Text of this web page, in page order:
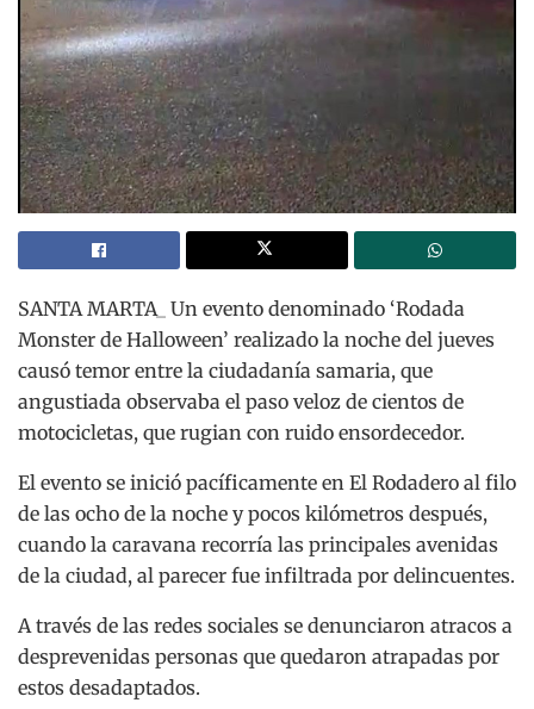
SANTA MARTA_ Un evento denominado ‘Rodada
Monster de Halloween’ realizado la noche del jueves
causó temor entre la ciudadanía samaria, que
angustiada observaba el paso veloz de cientos de
motocicletas, que rugian con ruido ensordecedor.
El evento se inició pacíficamente en El Rodadero al filo
de las ocho de la noche y pocos kilómetros después,
cuando la caravana recorría las principales avenidas
de la ciudad, al parecer fue infiltrada por delincuentes.
A través de las redes sociales se denunciaron atracos a
desprevenidas personas que quedaron atrapadas por
estos desadaptados.